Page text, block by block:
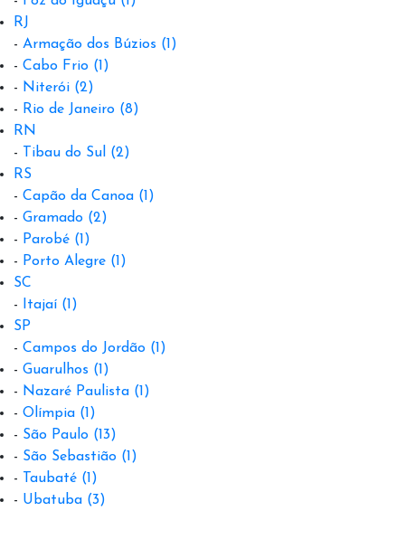
RJ
- Armação dos Búzios (1)
- Cabo Frio (1)
- Niterói (2)
- Rio de Janeiro (8)
RN
-
Tibau do Sul
(2)
RS
- Capão da Canoa (1)
- Gramado (2)
- Parobé (1)
- Porto Alegre (1)
SC
-
Itajaí (1)
SP
- Campos do Jordão (1)
- Guarulhos (1)
- Nazaré Paulista (1)
- Olímpia (1)
- São Paulo (13)
- São Sebastião (1)
-
Taubaté (1)
- Ubatuba (3)